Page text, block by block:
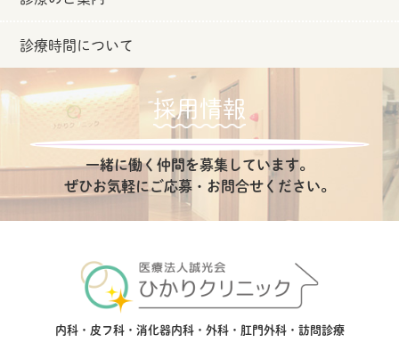
診療時間について
採用情報
一緒に働く仲間を募集しています。
ぜひお気軽にご応募・お問合せください。
内科・皮フ科・消化器内科・外科・肛門外科・訪問診療